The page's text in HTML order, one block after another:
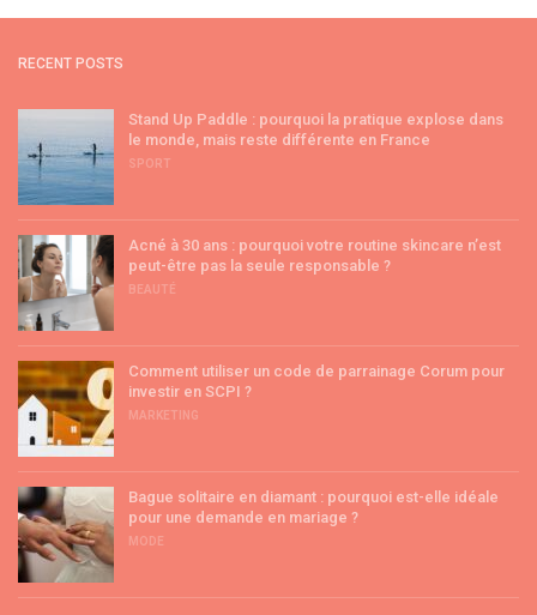
RECENT POSTS
Stand Up Paddle : pourquoi la pratique explose dans
le monde, mais reste différente en France
SPORT
Acné à 30 ans : pourquoi votre routine skincare n’est
peut-être pas la seule responsable ?
BEAUTÉ
Comment utiliser un code de parrainage Corum pour
investir en SCPI ?
MARKETING
Bague solitaire en diamant : pourquoi est-elle idéale
pour une demande en mariage ?
MODE